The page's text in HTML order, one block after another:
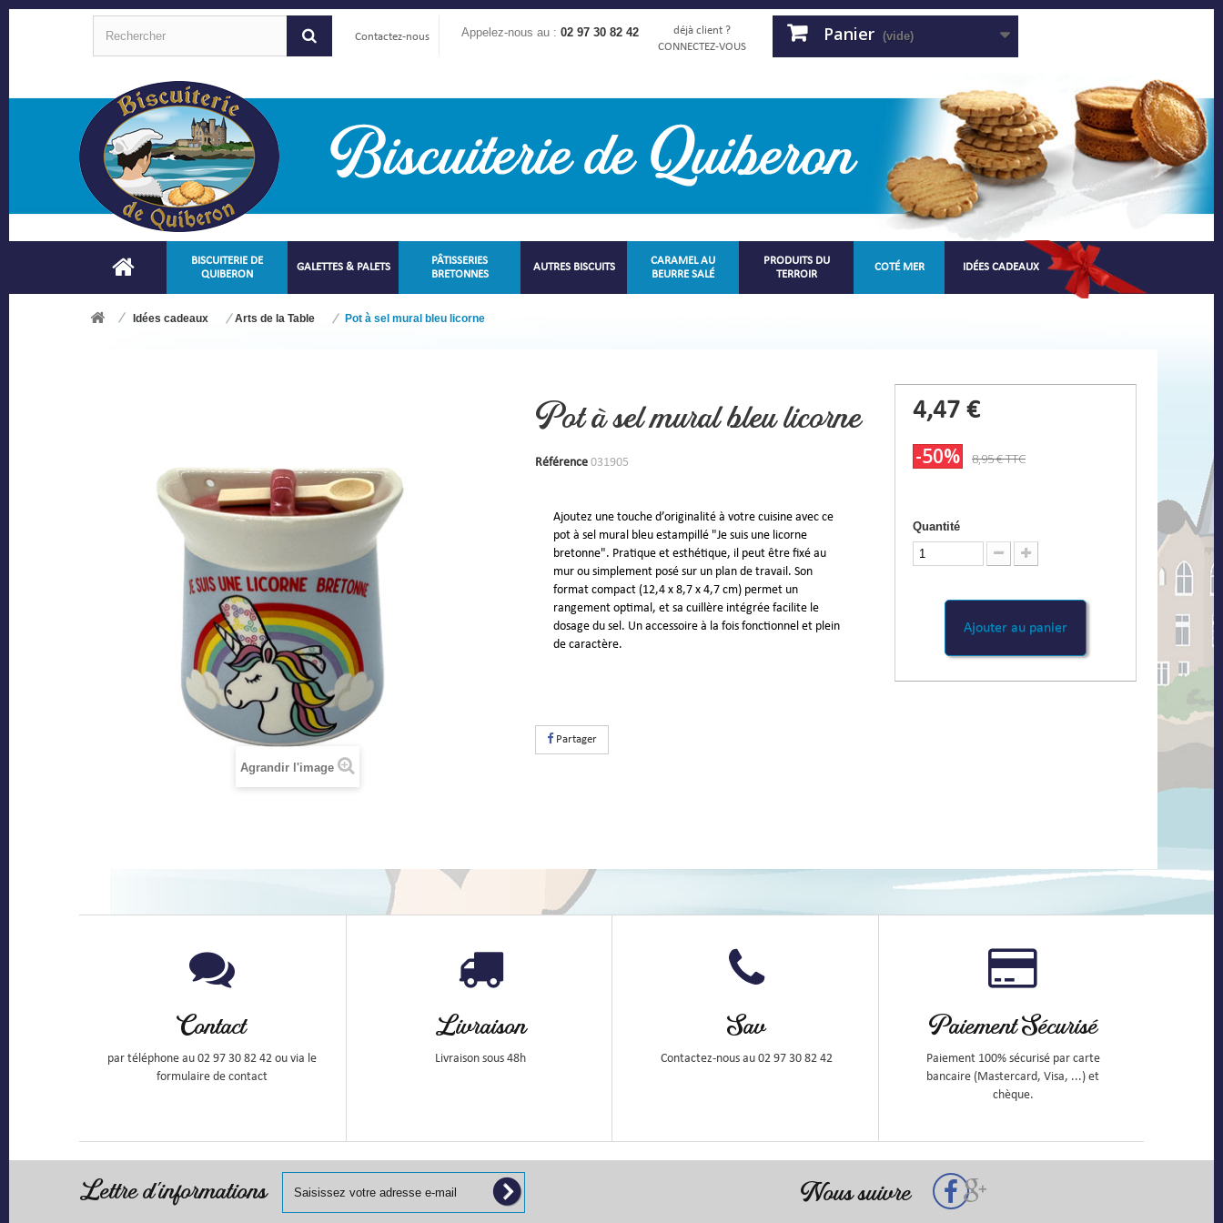
Contactez-nous Appelez-nous au : 02 97 30 82 42
déjà client ?
CONNECTEZ-VOUS
Panier (vide)
BISCUITERIE DE
QUIBERON
GALETTES & PALETS
PÂTISSERIES
BRETONNES
AUTRES BISCUITS
CARAMEL AU
BEURRE SALÉ
PRODUITS DU
TERROIR
COTÉ MER IDÉES CADEAUX
Idées cadeaux Arts de la Table Pot à sel mural bleu licorne
Agrandir l'image
Pot à sel mural bleu licorne
Référence 031905
Ajoutez une touche d’originalité à votre cuisine avec ce
pot à sel mural bleu estampillé "Je suis une licorne
bretonne". Pratique et esthétique, il peut être fixé au
mur ou simplement posé sur un plan de travail. Son
format compact (12,4 x 8,7 x 4,7 cm) permet un
rangement optimal, et sa cuillère intégrée facilite le
dosage du sel. Un accessoire à la fois fonctionnel et plein
de caractère.
Partager
4,47 €
-50% 8,95 €TTC
Quantité
Ajouter au panier
Contact
par téléphone au 02 97 30 82 42 ou via le
formulaire de contact
Livraison
Livraison sous 48h
Sav
Contactez-nous au 02 97 30 82 42
Paiement Sécurisé
Paiement 100% sécurisé par carte
bancaire (Mastercard, Visa, ...) et
chèque.
Lettre d'informations Nous suivre